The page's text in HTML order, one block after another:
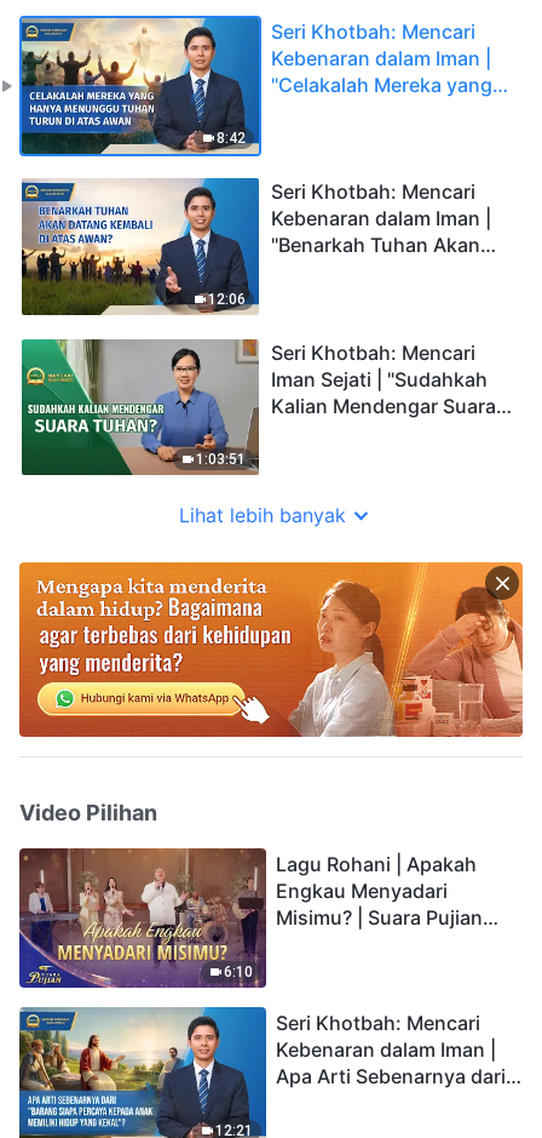
8:42
Seri Khotbah: Mencari
Kebenaran dalam Iman |
"Celakalah Mereka yang
12:06
Seri Khotbah: Mencari
Kebenaran dalam Iman |
"Benarkah Tuhan Akan
1:03:51
Seri Khotbah: Mencari
Iman Sejati | "Sudahkah
Kalian Mendengar Suara
Lihat lebih banyak
Video Pilihan
6:10
Lagu Rohani | Apakah
Engkau Menyadari
Misimu? | Suara Pujian
12:21
Seri Khotbah: Mencari
Kebenaran dalam Iman |
Apa Arti Sebenarnya dari